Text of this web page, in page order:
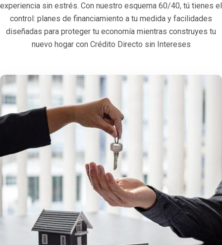
experiencia sin estrés. Con nuestro esquema 60/40, tú tienes el
control: planes de financiamiento a tu medida y facilidades
diseñadas para proteger tu economía mientras construyes tu
nuevo hogar con Crédito Directo sin Intereses